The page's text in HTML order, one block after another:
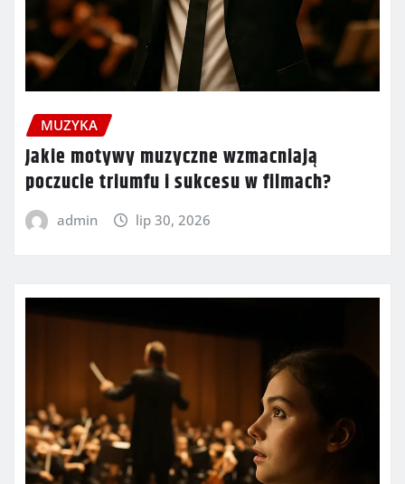
MUZYKA
Jakie motywy muzyczne wzmacniają
poczucie triumfu i sukcesu w filmach?
admin lip 30, 2026